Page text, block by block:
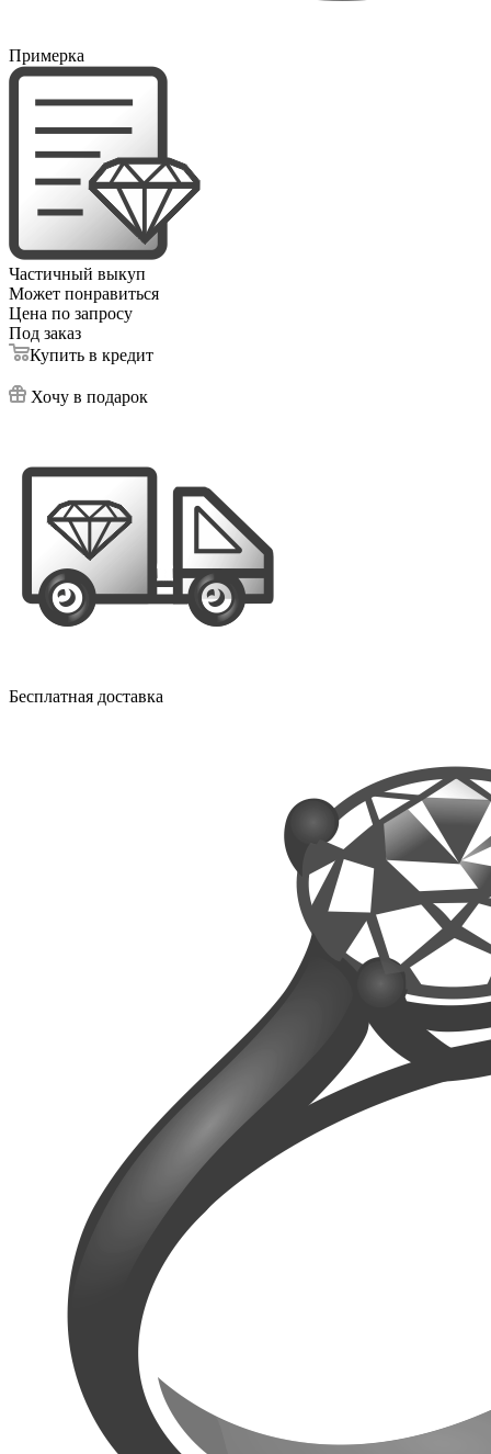
Примерка
Частичный выкуп
Может понравиться
Цена по запросу
Под заказ
Купить в кредит
Хочу в подарок
Бесплатная доставка